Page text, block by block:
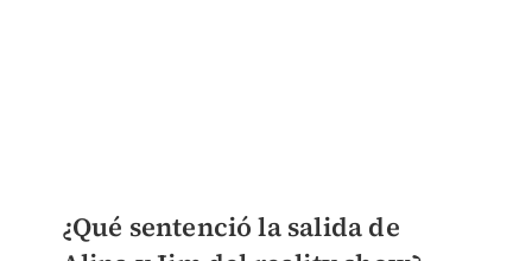
¿Qué sentenció la salida de